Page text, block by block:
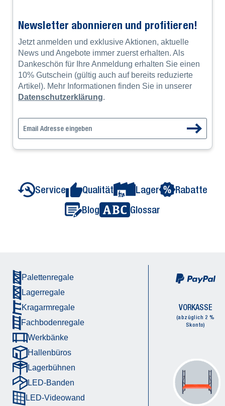
Newsletter abonnieren und profitieren!
Jetzt anmelden und exklusive Aktionen, aktuelle
News und Angebote immer zuerst erhalten. Als
Dankeschön für Ihre Anmeldung erhalten Sie einen
10% Gutschein (gültig auch auf bereits reduzierte
Artikel). Mehr Informationen finden Sie in unserer
Datenschutzerklärung.
Service Qualität Lager
Rabatte
Blog
Glossar
Palettenregale
Lagerregale
Kragarmregale
Fachbodenregale
Werkbänke
Hallenbüros
Lagerbühnen
LED-Banden
LED-Videowand
VORKASSE
(abzüglich 2 %
Skonto)